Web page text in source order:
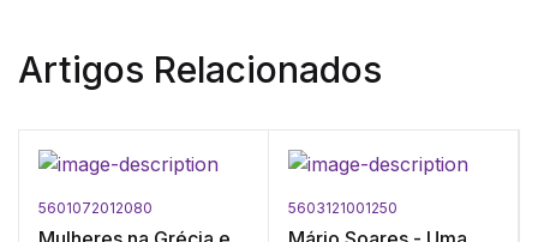
Artigos Relacionados
5601072012080 5603121001250